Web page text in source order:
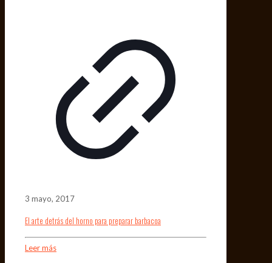
3 mayo, 2017
El arte detrás del horno para preparar barbacoa
Leer más